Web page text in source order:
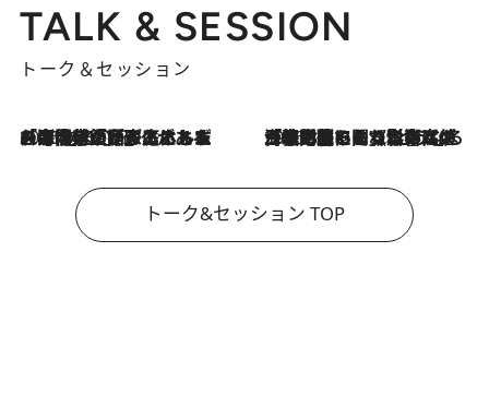
TALK & SESSION
トーク＆セッション
2026.8.3
「今後値上げがあるとすれば…」「リスクがあるのは今年の冬」エネルギー専門家が語る、ホルムズ海峡封鎖が家庭にもたらす“ある心配” 2026.8.3
「住宅建てられない…」「サーチャージ料の高値が続いている」ホルムズ海峡封鎖による影響はいつまで続く？《エネルギー専門家に聞く“どうなる日本の暮らし”》
トーク&セッション TOP